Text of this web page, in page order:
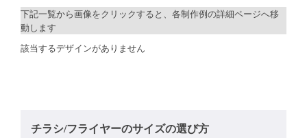
資料をダウンロード
ご利用規約
制作プランで探す
下記一覧から画像をクリックすると、各制作例の詳細ページへ移
動します
該当するデザインがありません
チラシ/フライヤーのサイズの選び方